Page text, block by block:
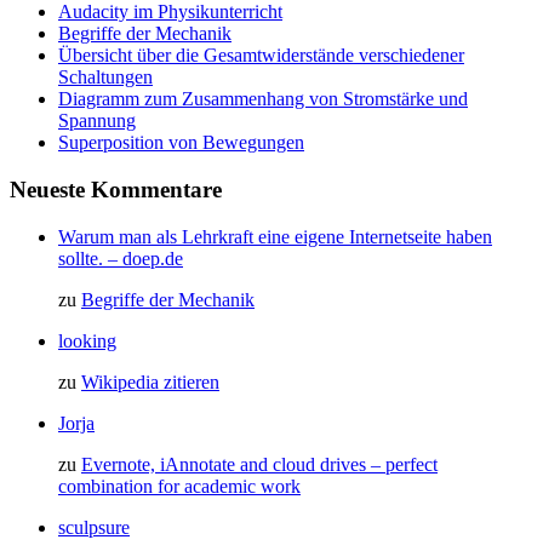
Audacity im Physikunterricht
Begriffe der Mechanik
Übersicht über die Gesamtwiderstände verschiedener
Schaltungen
Diagramm zum Zusammenhang von Stromstärke und
Spannung
Superposition von Bewegungen
Neueste Kommentare
Warum man als Lehrkraft eine eigene Internetseite haben
sollte. – doep.de
zu Begriffe der Mechanik
looking
zu Wikipedia zitieren
Jorja
zu Evernote, iAnnotate and cloud drives – perfect
combination for academic work
sculpsure